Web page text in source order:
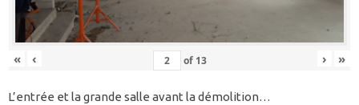
« ‹ of 13 › »
L’entrée et la grande salle avant la démolition…